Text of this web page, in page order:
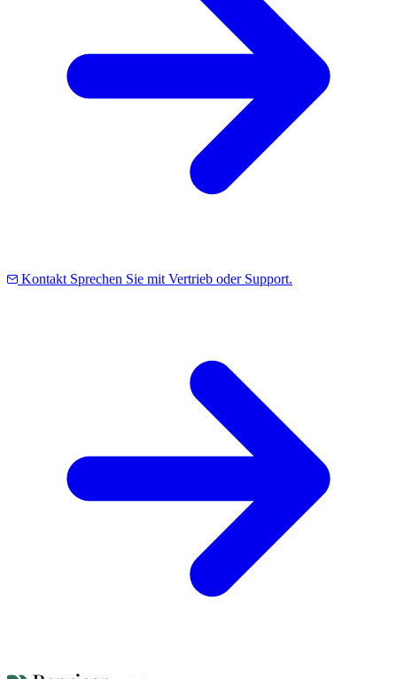
Kontakt Sprechen Sie mit Vertrieb oder Support.